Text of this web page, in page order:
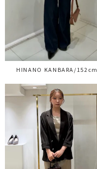
HINANO KANBARA/152cm